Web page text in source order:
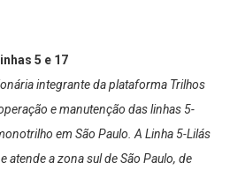
5 e 17
integrante da plataforma Trilhos
e manutenção das linhas 5-
em São Paulo. A Linha 5-Lilás
atende a zona sul de São Paulo, de